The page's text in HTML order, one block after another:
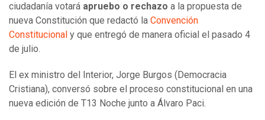
ciudadanía votará apruebo o rechazo a la propuesta de
nueva Constitución que redactó la Convención
Constitucional y que entregó de manera oficial el pasado 4
de julio.
El ex ministro del Interior, Jorge Burgos (Democracia
Cristiana), conversó sobre el proceso constitucional en una
nueva edición de T13 Noche junto a Álvaro Paci.